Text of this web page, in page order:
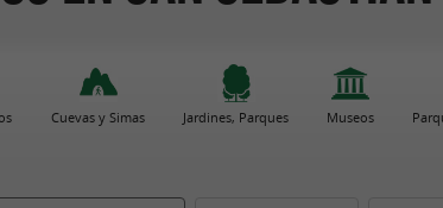
Cuevas y Simas Jardines, Parques Museos